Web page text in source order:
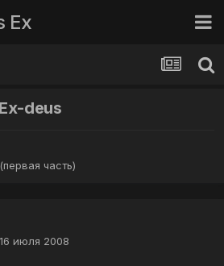
Ex
deus
часть)
16 июля 2008